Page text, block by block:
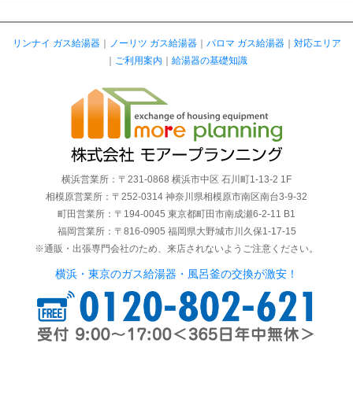
リンナイ ガス給湯器｜ ノーリツ ガス給湯器｜ パロマ ガス給湯器｜ 対応エリア
｜ ご利用案内 ｜ 給湯器の基礎知識
横浜営業所：〒231-0868 横浜市中区 石川町1-13-2 1F
相模原営業所：〒252-0314 神奈川県相模原市南区南台3-9-32
町田営業所：〒194-0045 東京都町田市南成瀬6-2-11 B1
福岡営業所：〒816-0905 福岡県大野城市川久保1-17-15
※通販・出張専門会社のため、来店されないようご注意ください。
横浜・東京のガス給湯器・風呂釜の交換が激安！